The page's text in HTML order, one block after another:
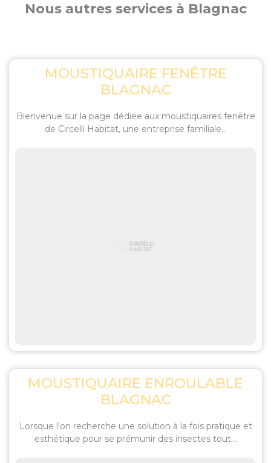
Nous autres services à Blagnac
MOUSTIQUAIRE FENÊTRE
BLAGNAC
Bienvenue sur la page dédiée aux moustiquaires fenêtre
de Circelli Habitat, une entreprise familiale...
MOUSTIQUAIRE ENROULABLE
BLAGNAC
Lorsque l'on recherche une solution à la fois pratique et
esthétique pour se prémunir des insectes tout...